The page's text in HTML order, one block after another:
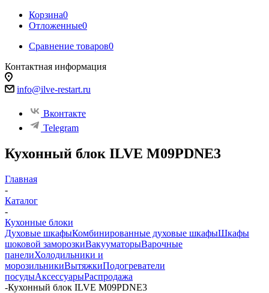
Корзина0
Отложенные0
Сравнение товаров0
Контактная информация
info@ilve-restart.ru
Вконтакте
Telegram
Кухонный блок ILVE M09PDNE3
Главная
-
Каталог
-
Кухонные блоки
Духовые шкафыКомбинированные духовые шкафыШкафы
шоковой заморозкиВакууматорыВарочные
панелиХолодильники и
морозильникиВытяжкиПодогреватели
посудыАксессуарыРаспродажа
-Кухонный блок ILVE M09PDNE3